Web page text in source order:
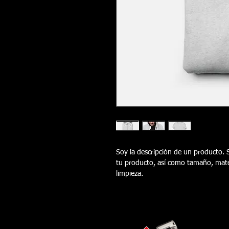
Soy la descripción de un producto.
tu producto, así como tamaño,
limpieza.